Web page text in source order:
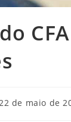
de maio de